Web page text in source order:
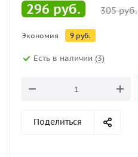
296 руб. 305руб.
Экономия 9 руб.
Есть в наличии (3)
Поделиться